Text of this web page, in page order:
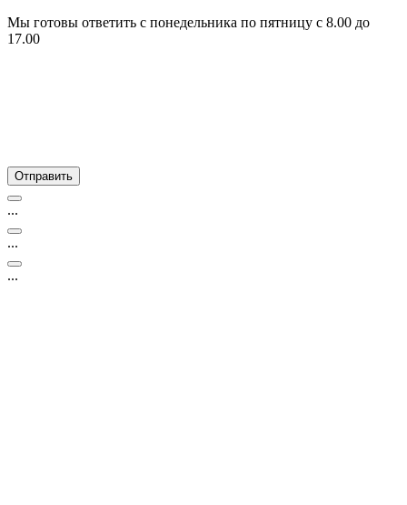
Мы готовы ответить с понедельника по пятницу с 8.00 до
17.00
...
...
...